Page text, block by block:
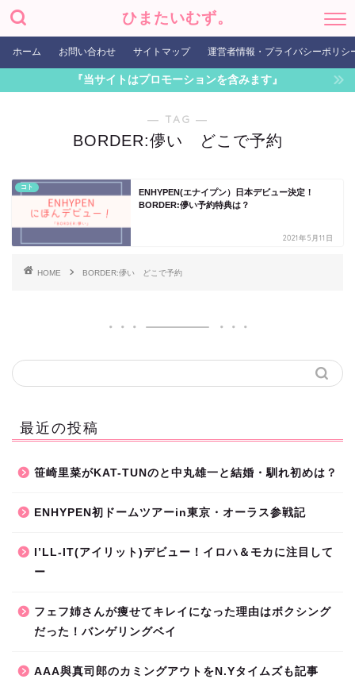
ひまたいむず。
ホーム お問い合わせ サイトマップ 運営者情報・プライバシーポリシ
『当サイトはプロモーションを含みます』
― TAG ―
BORDER:儚い どこで予約
コト
ENHYPEN(エナイプン）日本デビュー決定！
BORDER:儚い予約特典は？
2021年5月11日
HOME BORDER:儚い どこで予約
最近の投稿
笹崎里菜がKAT-TUNのと中丸雄一と結婚・馴れ初めは？
ENHYPEN初ドームツアーin東京・オーラス参戦記
I’LL-IT(アイリット)デビュー！イロハ＆モカに注目して
ー
フェフ姉さんが痩せてキレイになった理由はボクシング
だった！バンゲリングベイ
AAA與真司郎のカミングアウトをN.Yタイムズも記事